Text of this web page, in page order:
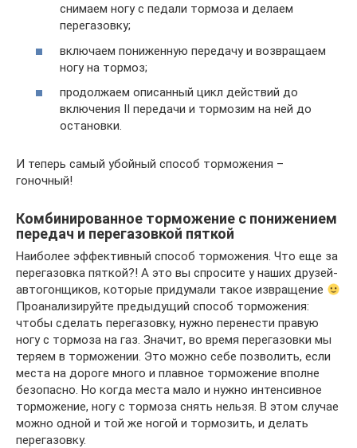
снимаем ногу с педали тормоза и делаем
перегазовку;
включаем пониженную передачу и возвращаем
ногу на тормоз;
продолжаем описанный цикл действий до
включения II передачи и тормозим на ней до
остановки.
И теперь самый убойный способ торможения –
гоночный!
Комбинированное торможение с понижением
передач и перегазовкой пяткой
Наиболее эффективный способ торможения. Что еще за
перегазовка пяткой?! А это вы спросите у наших друзей-
автогонщиков, которые придумали такое извращение
Проанализируйте предыдущий способ торможения:
чтобы сделать перегазовку, нужно перенести правую
ногу с тормоза на газ. Значит, во время перегазовки мы
теряем в торможении. Это можно себе позволить, если
места на дороге много и плавное торможение вполне
безопасно. Но когда места мало и нужно интенсивное
торможение, ногу с тормоза снять нельзя. В этом случае
можно одной и той же ногой и тормозить, и делать
перегазовку.